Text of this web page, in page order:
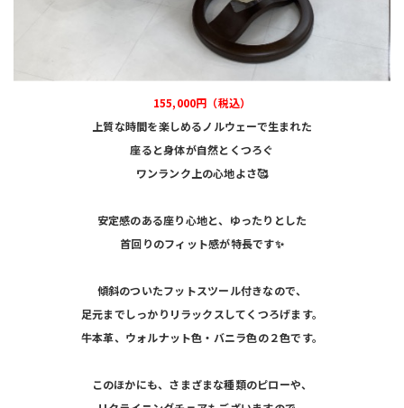
155,000円（税込）
上質な時間を楽しめるノルウェーで生まれた
座ると身体が自然とくつろぐ
ワンランク上の心地よさ🥰
安定感のある座り心地と、 ゆったりとした
首回りのフィット感が特長です✨
傾斜のついたフットスツール付きなので、
足元までしっかりリラックスしてくつろげます。
牛本革、ウォルナット色・バニラ色の２色です。
このほかにも、さまざまな種類のピローや、